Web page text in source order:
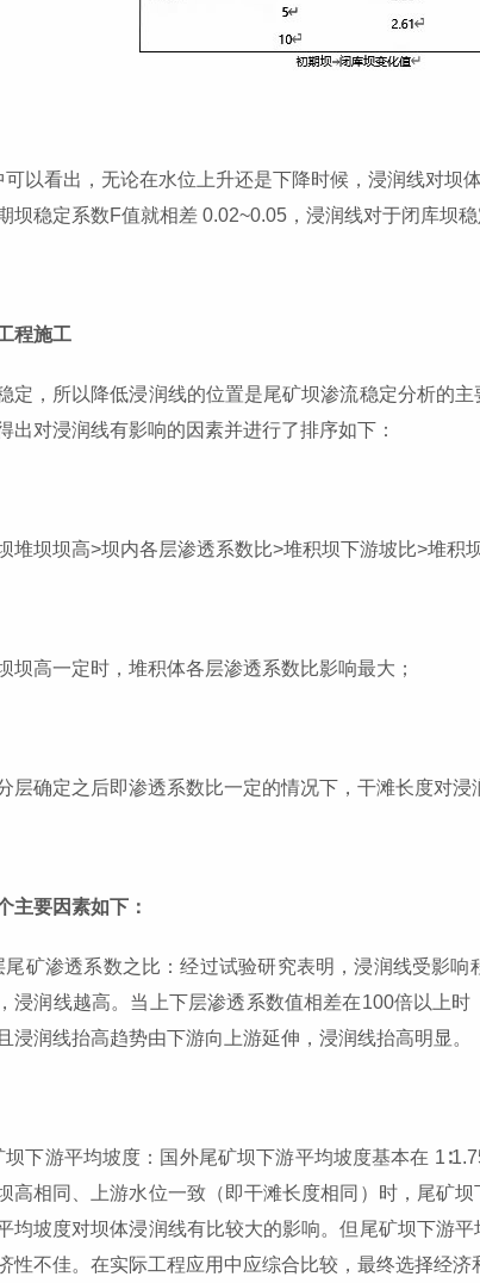
可以看出，无论在水位上升还是下降时候，浸润线对坝
坝稳定系数F值就相差 0.02~0.05，浸润线对于闭库坝
程施工
定，所以降低浸润线的位置是尾矿坝渗流稳定分析的
出对浸润线有影响的因素并进行了排序如下：
堆坝坝高>坝内各层渗透系数比>堆积坝下游坡比>堆积
坝高一定时，堆积体各层渗透系数比影响最大；
层确定之后即渗透系数比一定的情况下，干滩长度对浸
主要因素如下：
尾矿渗透系数之比：经过试验研究表明，浸润线受影
浸润线越高。当上下层渗透系数值相差在100倍以上
浸润线抬高趋势由下游向上游延伸，浸润线抬高明显。
下游平均坡度：国外尾矿坝下游平均坡度基本在
高相同、上游水位一致（即干滩长度相同）时，尾矿
均坡度对坝体浸润线有比较大的影响。但尾矿坝下游
性不佳。在实际工程应用中应综合比较，最终选择经济